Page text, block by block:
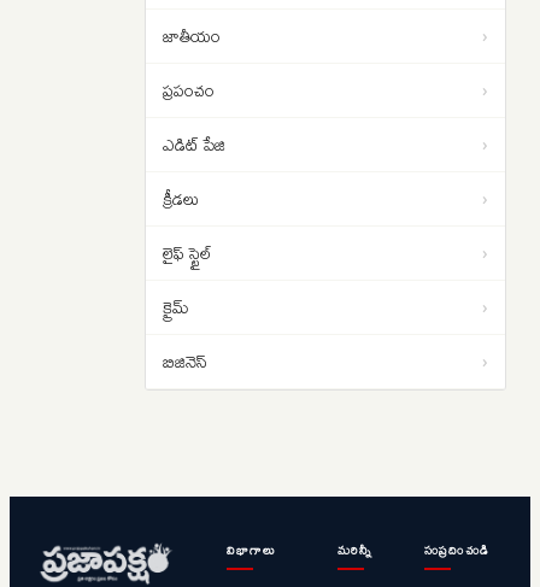
జాతీయం ›
ప్రపంచం ›
ఎడిట్ పేజి ›
క్రీడలు ›
లైఫ్ స్టైల్ ›
క్రైమ్ ›
బిజినెస్ ›
విభాగాలు మరిన్నీ సంప్రదించండి